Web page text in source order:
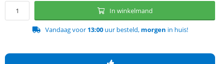
In winkelmand
Vandaag voor 13:00uur besteld, morgen in huis!